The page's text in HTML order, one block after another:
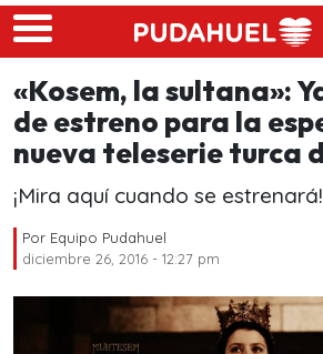
Skip to main content
«Kosem, la sultana»:
de estreno para la
nueva teleserie turca
¡Mira aquí cuando se estrenará!
Por Equipo Pudahuel
diciembre 26, 2016 - 12:27 pm